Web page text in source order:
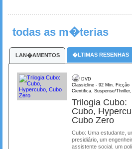
todas as m�terias
LAN�AMENTOS �LTIMAS RESENHAS
DVD
Classicline - 92 Min. Ficção
Cientifica, Suspense/Thriller,
Trilogia Cubo:
Cubo,
Cubo Zero
Cubo: Uma estudante,
presidiário, um
assistente social, um